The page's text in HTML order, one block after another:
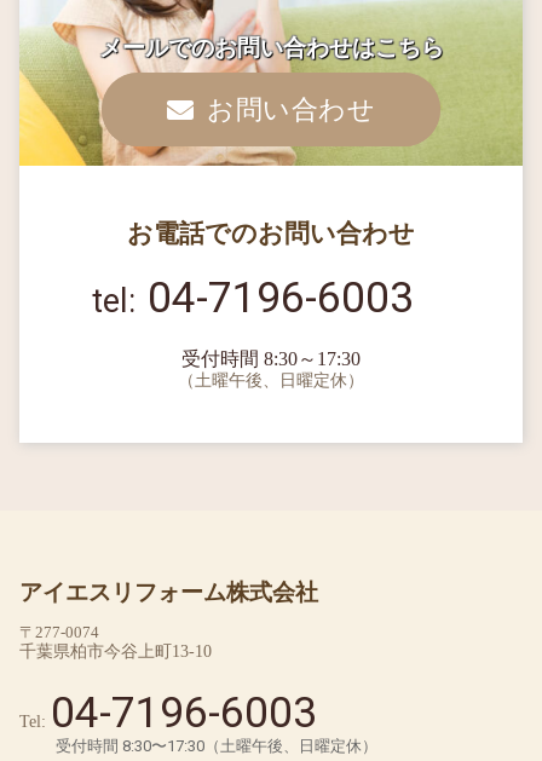
メールでのお問い合わせはこちら
お問い合わせ
お電話でのお問い合わせ
04-7196-6003
受付時間 8:30～17:30
（土曜午後、日曜定休）
アイエスリフォーム株式会社
〒277-0074
千葉県柏市今谷上町13-10
Tel: 04-7196-6003
受付時間 8:30〜17:30（土曜午後、日曜定休）